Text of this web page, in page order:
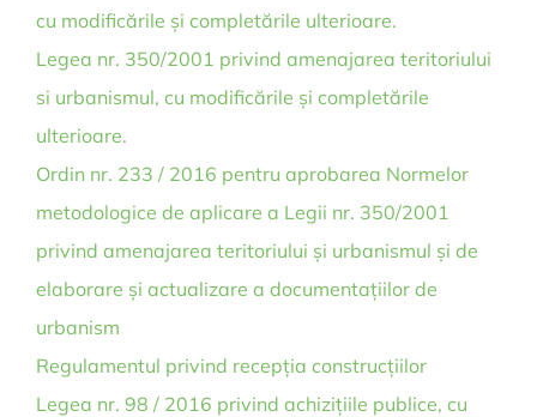
cu modificările și completările ulterioare.
Legea nr. 350/2001 privind amenajarea teritoriului
si urbanismul, cu modificările și completările
ulterioare.
Ordin nr. 233 / 2016 pentru aprobarea Normelor
metodologice de aplicare a Legii nr. 350/2001
privind amenajarea teritoriului și urbanismul și de
elaborare și actualizare a documentațiilor de
urbanism
Regulamentul privind recepția construcțiilor
Legea nr. 98 / 2016 privind achizițiile publice, cu